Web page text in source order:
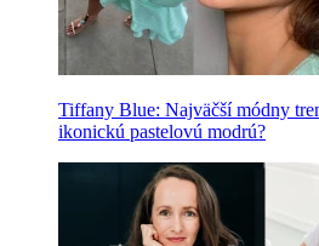
Tiffany Blue: Najväčší módny
ikonickú pastelovú modrú?